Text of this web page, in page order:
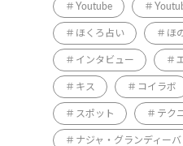
Youtube
ほくろ占い ほ
インタビュー
キス コイラボ
スポット テク
ナジャ・グランディーバ